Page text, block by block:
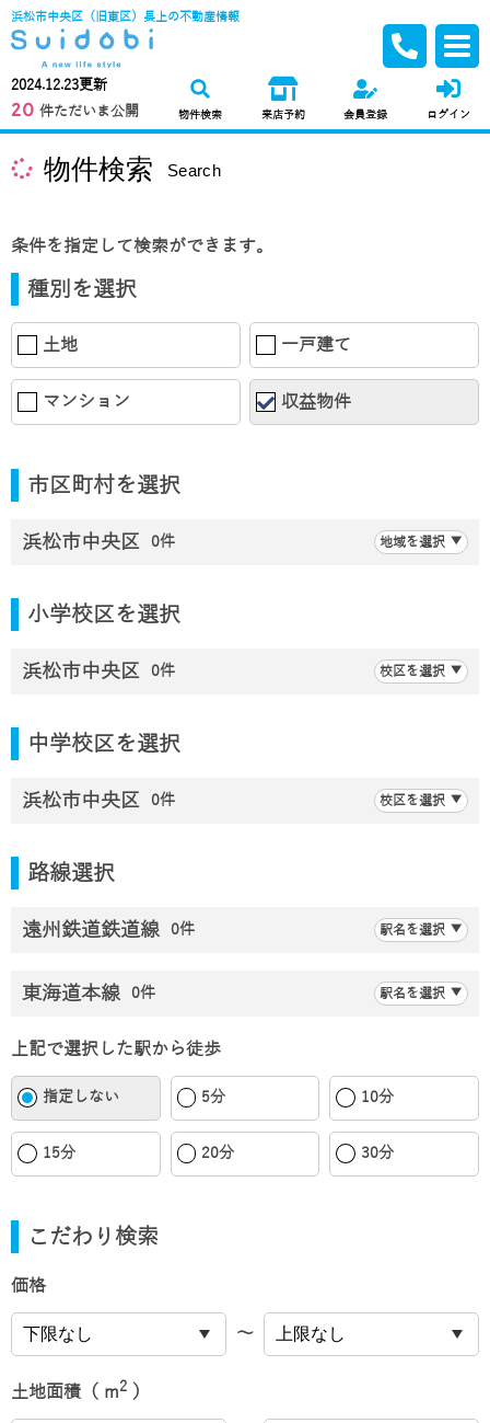
浜松市中央区（旧東区）長上の不動産情報
2024.12.23更新
20 件ただいま公開 物件検索 来店予約 会員登録 ログイン
物件検索 Search
条件を指定して検索ができます。
種別を選択
土地 一戸建て
マンション 収益物件
市区町村を選択
浜松市中央区 0件 地域を選択
小学校区を選択
浜松市中央区 0件 校区を選択
中学校区を選択
浜松市中央区 0件 校区を選択
路線選択
遠州鉄道鉄道線 0件 駅名を選択
東海道本線 0件 駅名を選択
上記で選択した駅から徒歩
指定しない 5分 10分
15分 20分 30分
こだわり検索
価格
〜
土地面積（ m2 ）